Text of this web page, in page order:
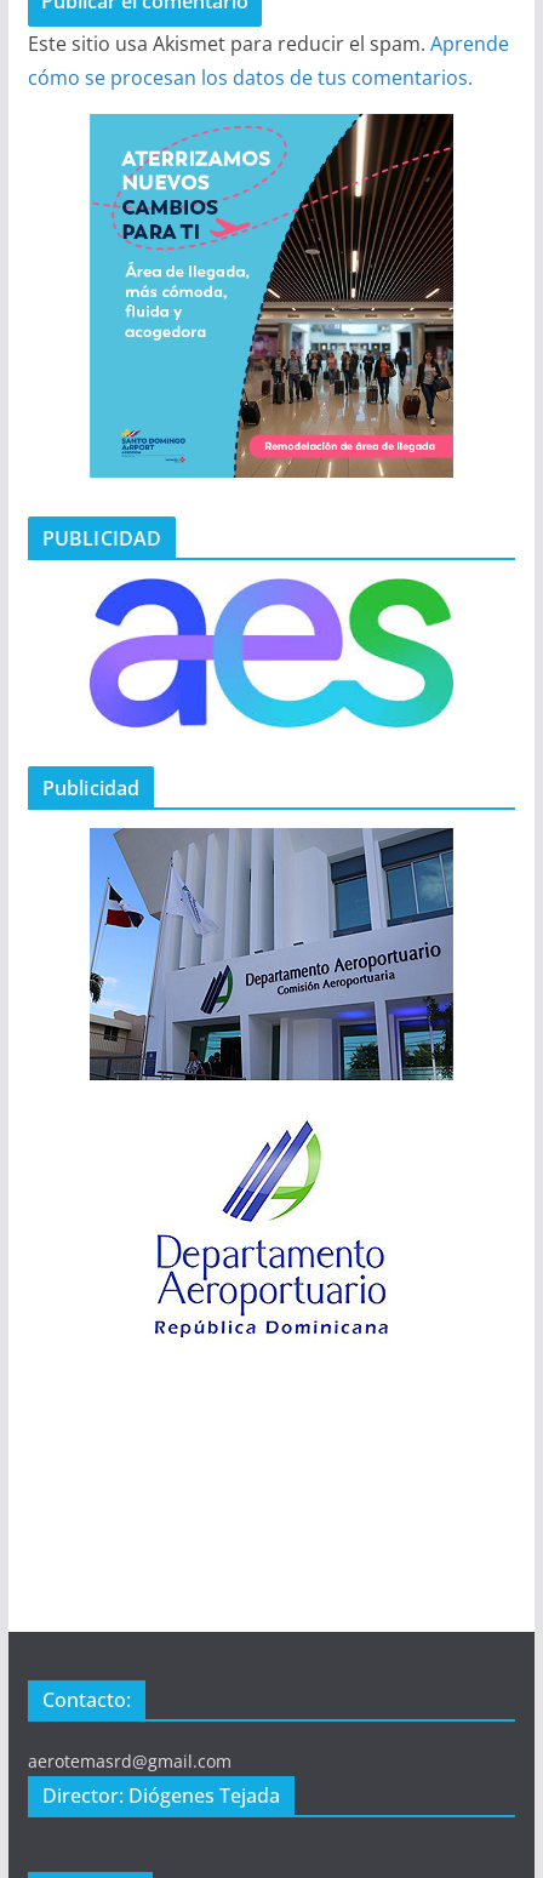
Este sitio usa Akismet para reducir el spam. Aprende
cómo se procesan los datos de tus comentarios.
PUBLICIDAD
Publicidad
Contacto:
aerotemasrd@gmail.com
Director: Diógenes Tejada